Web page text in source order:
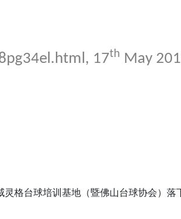
, 17th May
格台球培训基地（暨佛山台球协会）